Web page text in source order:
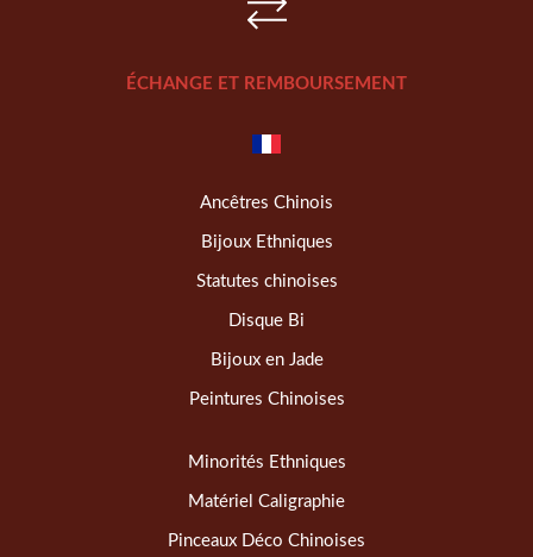
ÉCHANGE ET REMBOURSEMENT
Ancêtres Chinois
Bijoux Ethniques
Statutes chinoises
Disque Bi
Bijoux en Jade
Peintures Chinoises
Minorités Ethniques
Matériel Caligraphie
Pinceaux Déco Chinoises